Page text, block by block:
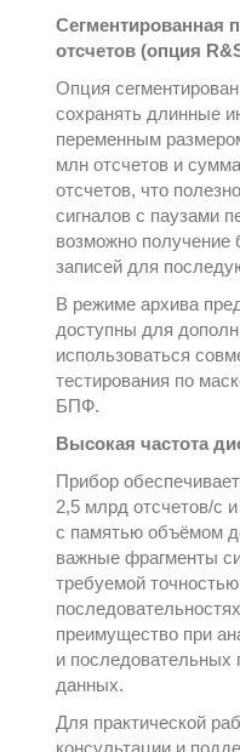
Сегментированная
отсчетов (опция
Опция
сохранять длинные
переменным
млн отсчетов и
отсчетов, что
сигналов с паузами
возможно получение
записей для
В режиме архива
доступны для
использоваться
тестирования по
БПФ.
Высокая частота
Прибор
2,5 млрд отсчетов/с
с памятью объёмом
важные фрагменты
требуемой
преимущество при
и последовательных
данных.
Для практической
консультации и